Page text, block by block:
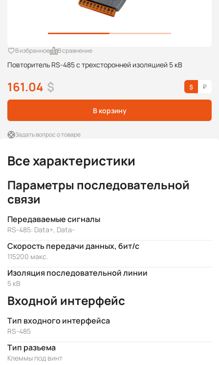
Повторитель RS-485 с трехсторонней изоляцией 5 кВ
В избранное В сравнение
161.04 $
В корзину
Задать вопрос о товаре
Все характеристики
Параметры последовательной
связи
Передаваемые сигналы
RS-485: Data+, Data-
Скорость передачи данных, бит/с
115200 макс.
Изоляция последовательной линии
5 кВ
Входной интерфейс
Тип входного интерфейса
RS-485
Тип разъема
Клеммы под винт